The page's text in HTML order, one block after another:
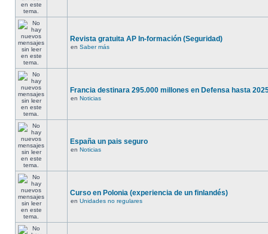
Revista gratuita AP In-formación (Seguridad)
en Saber más
Francia destinara 295.000 millones en Defensa hasta
en Noticias
España un pais seguro
en Noticias
Curso en Polonia (experiencia de un finlandés)
en Unidades no regulares